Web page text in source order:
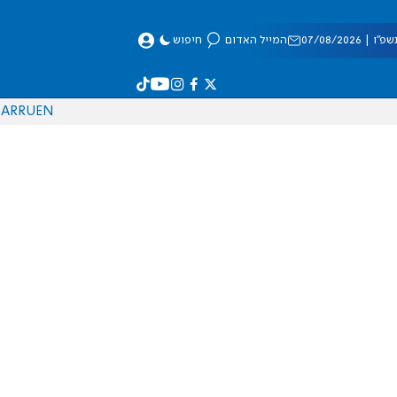
08/2026 המייל האדום חיפוש
EN
RU
AR